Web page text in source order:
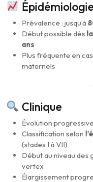
Épidémiologie
Prévalence : jusqu’à
Début possible dès
ans
Plus fréquente en
maternels
Clinique
Évolution
Classification selon
(stades I à VII)
Début au niveau
vertex
Élargissement